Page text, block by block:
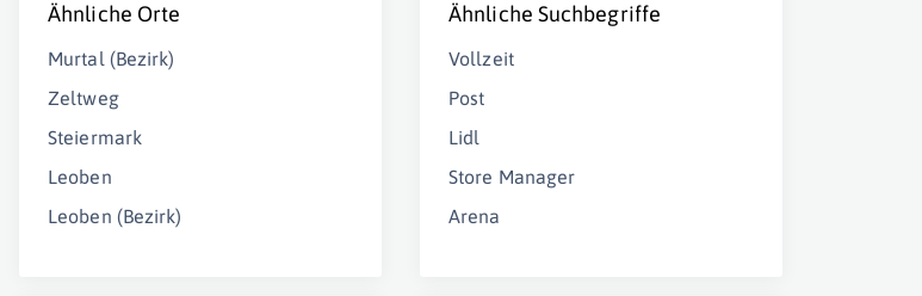
Ähnliche Orte
Murtal (Bezirk)
Zeltweg
Steiermark
Leoben
Leoben (Bezirk)
Ähnliche Suchbegriffe
Vollzeit
Post
Lidl
Store Manager
Arena